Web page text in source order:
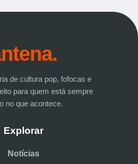
de cultura pop, fofocas e
para quem está sempre
no que acontece.
Explorar
Notícias